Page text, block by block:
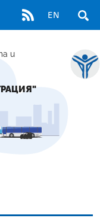
RSS EN
и